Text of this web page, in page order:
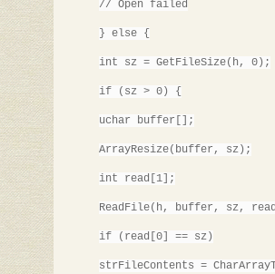
// Open failed
} else {
int sz = GetFileSize(h, 0);
if (sz > 0) {
uchar buffer[];
ArrayResize(buffer, sz);
int read[1];
ReadFile(h, buffer, sz,
if (read[0] == sz)
strFileContents =